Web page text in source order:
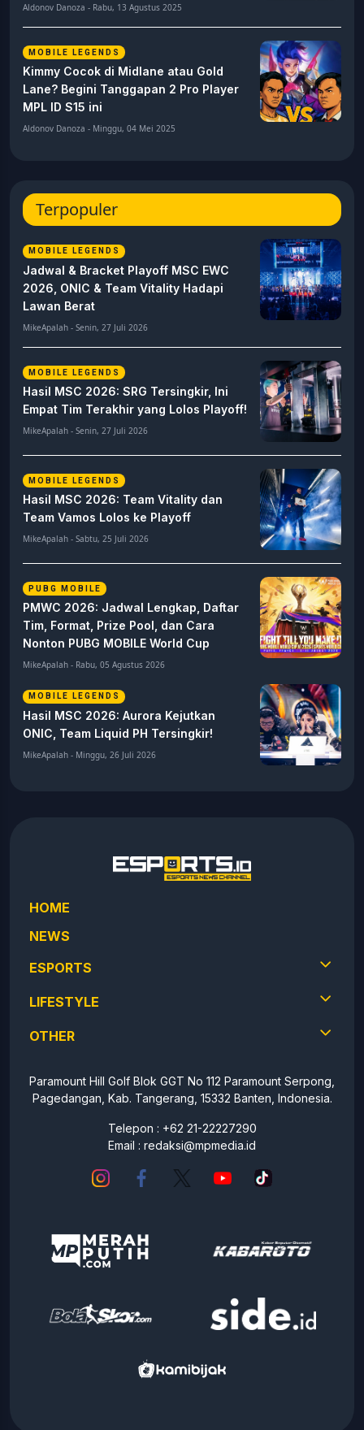
Aldonov Danoza - Rabu, 13 Agustus 2025
MOBILE LEGENDS
Kimmy Cocok di Midlane atau Gold
Lane? Begini Tanggapan 2 Pro Player
MPL ID S15 ini
Aldonov Danoza - Minggu, 04 Mei 2025
Terpopuler
MOBILE LEGENDS
Jadwal & Bracket Playoff MSC EWC
2026, ONIC & Team Vitality Hadapi
Lawan Berat
MikeApalah - Senin, 27 Juli 2026
MOBILE LEGENDS
Hasil MSC 2026: SRG Tersingkir, Ini
Empat Tim Terakhir yang Lolos Playoff!
MikeApalah - Senin, 27 Juli 2026
MOBILE LEGENDS
Hasil MSC 2026: Team Vitality dan
Team Vamos Lolos ke Playoff
MikeApalah - Sabtu, 25 Juli 2026
PUBG MOBILE
PMWC 2026: Jadwal Lengkap, Daftar
Tim, Format, Prize Pool, dan Cara
Nonton PUBG MOBILE World Cup
MikeApalah - Rabu, 05 Agustus 2026
MOBILE LEGENDS
Hasil MSC 2026: Aurora Kejutkan
ONIC, Team Liquid PH Tersingkir!
MikeApalah - Minggu, 26 Juli 2026
HOME
NEWS
ESPORTS
LIFESTYLE
OTHER
Paramount Hill Golf Blok GGT No 112 Paramount Serpong,
Pagedangan, Kab. Tangerang, 15332 Banten, Indonesia.
Telepon : +62 21-22227290
Email : redaksi@mpmedia.id